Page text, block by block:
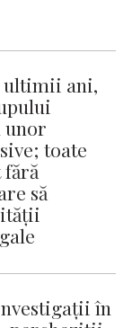
ultimii ani,
unor
toate
să
în